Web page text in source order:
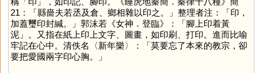
21：「縣嗇夫若丞及倉、鄉相雜以印之。」整理者注：「印，
加蓋璽印封緘。」郭沫若《女神．登臨》：「腳上印着黃
泥」。又指在紙上印上文字、圖畫，如印刷、打印。進而比喻
牢記在心中。清佚名〈新年樂〉：「莫要忘了本來的教宗，卻
要把愛國兩字印心胸。」